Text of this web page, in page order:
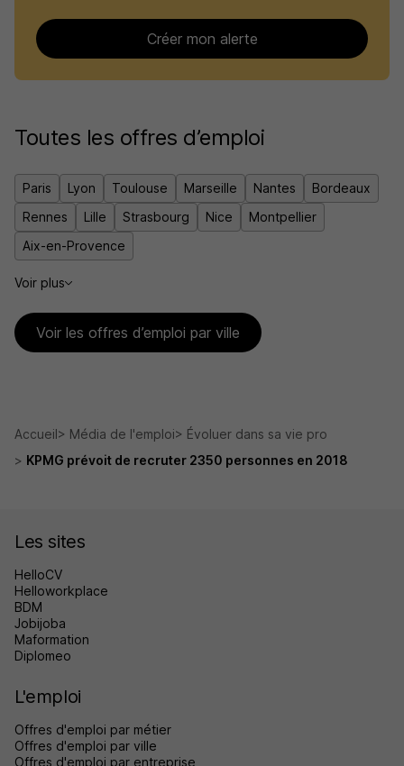
Créer mon alerte
Toutes les offres d’emploi
Paris Lyon Toulouse Marseille Nantes
Bordeaux
Rennes
Lille Strasbourg Nice
Montpellier
Aix-en-Provence
Voir plus
Voir les offres d’emploi par ville
Accueil Média de l'emploi
Évoluer dans sa vie pro
KPMG prévoit de recruter 2350 personnes en 2018
Les sites
HelloCV
Helloworkplace
BDM
Jobijoba
Maformation
Diplomeo
L'emploi
Offres d'emploi par métier
Offres d'emploi par ville
Offres d'emploi par entreprise